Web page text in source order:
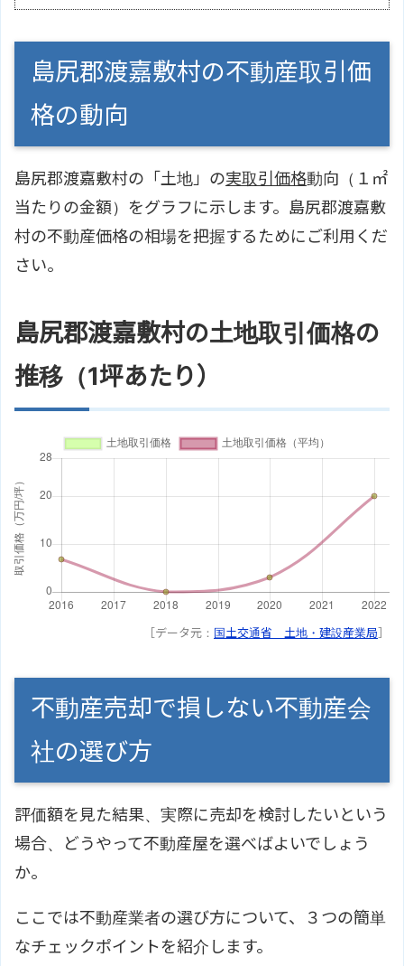
島尻郡渡嘉敷村の不動産取引価
格の動向
島尻郡渡嘉敷村の「土地」の実取引価格動向（１㎡
当たりの金額）をグラフに示します。島尻郡渡嘉敷
村の不動産価格の相場を把握するためにご利用くだ
さい。
島尻郡渡嘉敷村の土地取引価格の
推移（1坪あたり）
［データ元： 国土交通省 土地・建設産業局］
不動産売却で損しない不動産会
社の選び方
評価額を見た結果、実際に売却を検討したいという
場合、どうやって不動産屋を選べばよいでしょう
か。
ここでは不動産業者の選び方について、３つの簡単
なチェックポイントを紹介します。